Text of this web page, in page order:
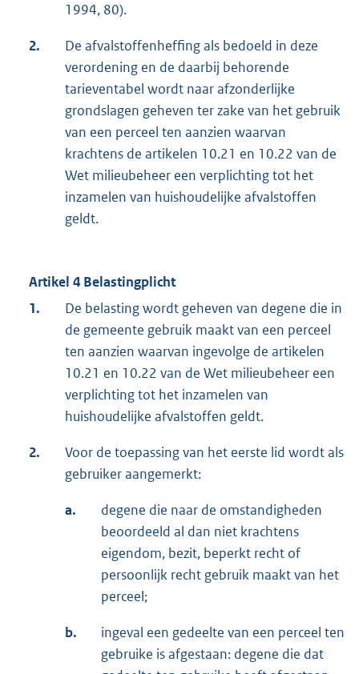
1994, 80).
2.
De afvalstoffenheffing als bedoeld in deze
verordening en de daarbij behorende
tarieventabel wordt naar afzonderlijke
grondslagen geheven ter zake van het gebruik
van een perceel ten aanzien waarvan
krachtens de artikelen 10.21 en 10.22 van de
Wet milieubeheer een verplichting tot het
inzamelen van huishoudelijke afvalstoffen
geldt.
Artikel 4 Belastingplicht
1.
De belasting wordt geheven van degene die in
de gemeente gebruik maakt van een perceel
ten aanzien waarvan ingevolge de artikelen
10.21 en 10.22 van de Wet milieubeheer een
verplichting tot het inzamelen van
huishoudelijke afvalstoffen geldt.
2.
Voor de toepassing van het eerste lid wordt als
gebruiker aangemerkt:
a.
degene die naar de omstandigheden
beoordeeld al dan niet krachtens
eigendom, bezit, beperkt recht of
persoonlijk recht gebruik maakt van het
perceel;
b.
ingeval een gedeelte van een perceel ten
gebruike is afgestaan: degene die dat